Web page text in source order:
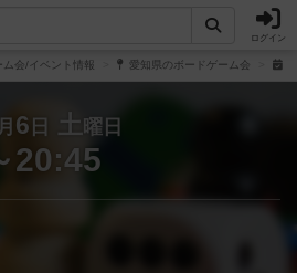
ログイン
ム会/イベント情報 愛知県のボードゲーム会
月 6 日 土 曜日
20:45